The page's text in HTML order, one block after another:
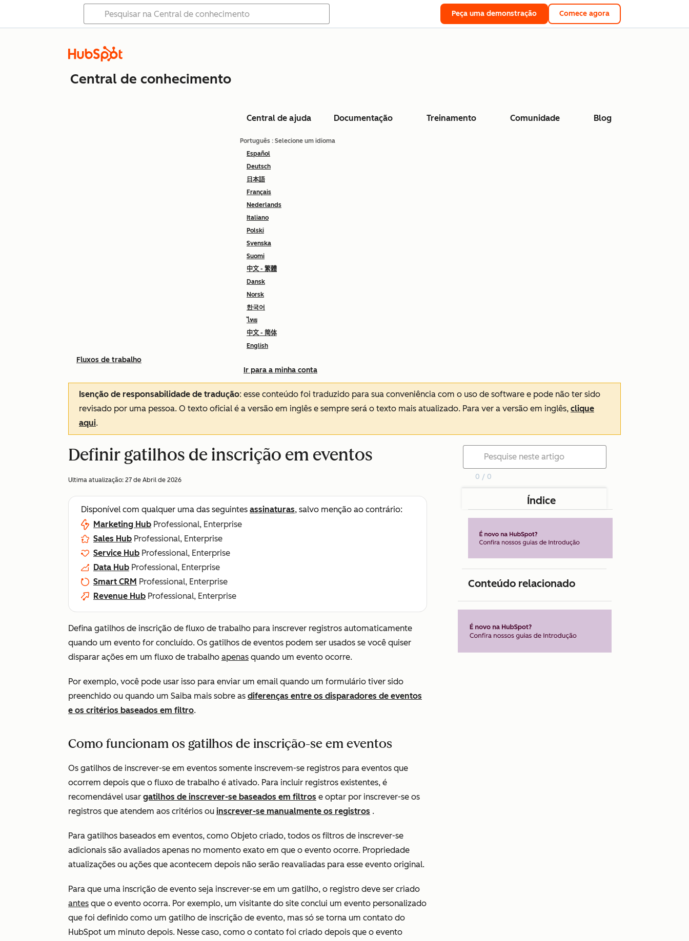
Peça uma demonstração Comece agora
Central de conhecimento
Central de ajuda Documentação Treinamento Comunidade Blog
Português : Selecione um idioma
Español
Deutsch
日本語
Français
Nederlands
Italiano
Polski
Svenska
Suomi
中文 - 繁體
Dansk
Norsk
한국어
ไทย
中文 - 简体
English
Ir para a minha conta
Fluxos de trabalho
Isenção de responsabilidade de tradução: esse conteúdo foi traduzido para sua conveniência com o uso de software e pode não ter sido
revisado por uma pessoa. O texto oficial é a versão em inglês e sempre será o texto mais atualizado. Para ver a versão em inglês, clique
aqui.
Definir gatilhos de inscrição em eventos
Ultima atualização: 27 de Abril de 2026
Disponível com qualquer uma das seguintes assinaturas, salvo menção ao contrário:
Marketing Hub Professional, Enterprise
Sales Hub Professional, Enterprise
Service Hub Professional, Enterprise
Data Hub Professional, Enterprise
Smart CRM Professional, Enterprise
Revenue Hub Professional, Enterprise
Defina gatilhos de inscrição de fluxo de trabalho para inscrever registros automaticamente
quando um evento for concluído. Os gatilhos de eventos podem ser usados se você quiser
disparar ações em um fluxo de trabalho apenas quando um evento ocorre.
Por exemplo, você pode usar isso para enviar um email quando um formulário tiver sido
preenchido ou quando um Saiba mais sobre as diferenças entre os disparadores de eventos
e os critérios baseados em filtro.
Como funcionam os gatilhos de inscrição-se em eventos
Os gatilhos de inscrever-se em eventos somente inscrevem-se registros para eventos que
ocorrem depois que o fluxo de trabalho é ativado. Para incluir registros existentes, é
recomendável usar gatilhos de inscrever-se baseados em filtros e optar por inscrever-se os
registros que atendem aos critérios ou inscrever-se manualmente os registros .
Para gatilhos baseados em eventos, como Objeto criado, todos os filtros de inscrever-se
adicionais são avaliados apenas no momento exato em que o evento ocorre. Propriedade
atualizações ou ações que acontecem depois não serão reavaliadas para esse evento original.
Para que uma inscrição de evento seja inscrever-se em um gatilho, o registro deve ser criado
antes que o evento ocorra. Por exemplo, um visitante do site conclui um evento personalizado
que foi definido como um gatilho de inscrição de evento, mas só se torna um contato do
HubSpot um minuto depois. Nesse caso, como o contato foi criado depois que o evento
0 / 0
Índice
Conteúdo relacionado